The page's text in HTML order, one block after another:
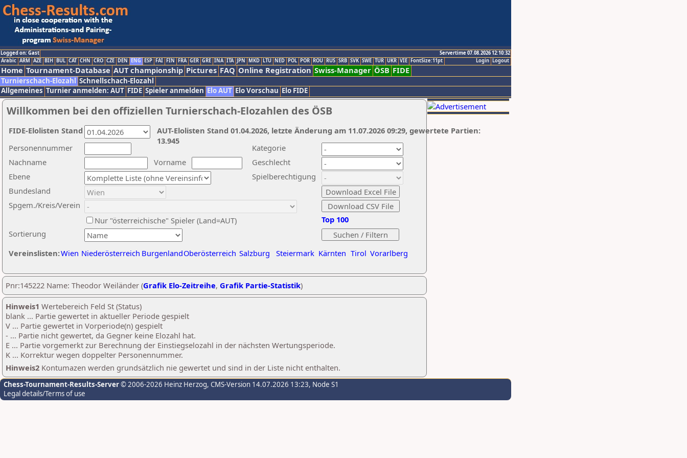
Logged on: Gast
Servertime 07.08.2026 12:10:32
Logout
Login
Arabic ARM AZE BIH BUL CAT CHN CRO CZE DEN ENG ESP FAI FIN FRA GER GRE INA ITA JPN MKD LTU NED POL POR ROU RUS SRB SVK SWE TUR UKR VIE FontSize:11pt
Home Tournament-Database AUT championship Pictures FAQ Online Registration Swiss-Manager ÖSB FIDE
Turnierschach-Elozahl Schnellschach-Elozahl
Allgemeines Turnier anmelden: AUT FIDE Spieler anmelden Elo AUT Elo Vorschau Elo FIDE
Willkommen bei den offiziellen Turnierschach-Elozahlen des ÖSB
Nachname
Vorname
Ebene
Kategorie
Sortierung
Personennummer
Bundesland
Spgem./Kreis/Verein
Geschlecht
Nur "österreichische" Spieler (Land=AUT)
Spielberechtigung
Vereinslisten:Wien Niederösterreich BurgenlandOberösterreich Salzburg Steiermark Kärnten Tirol Vorarlberg
Top 100
AUT-Elolisten Stand 01.04.2026, letzte Änderung am 11.07.2026 09:29, gewertete Partien:
13.945
FIDE-Elolisten Stand
Pnr:145222 Name: Theodor Weiländer (Grafik Elo-Zeitreihe, Grafik Partie-Statistik)
Hinweis1 Wertebereich Feld St (Status)
blank ... Partie gewertet in aktueller Periode gespielt
V ... Partie gewertet in Vorperiode(n) gespielt
- ... Partie nicht gewertet, da Gegner keine Elozahl hat.
E ... Partie vorgemerkt zur Berechnung der Einstiegselozahl in der nächsten Wertungsperiode.
K ... Korrektur wegen doppelter Personennummer.
Hinweis2 Kontumazen werden grundsätzlich nie gewertet und sind in der Liste nicht enthalten.
Chess-Tournament-Results-Server© 2006-2026 Heinz Herzog, CMS-Version 14.07.2026 13:23, Node S1
Legal details/Terms of use